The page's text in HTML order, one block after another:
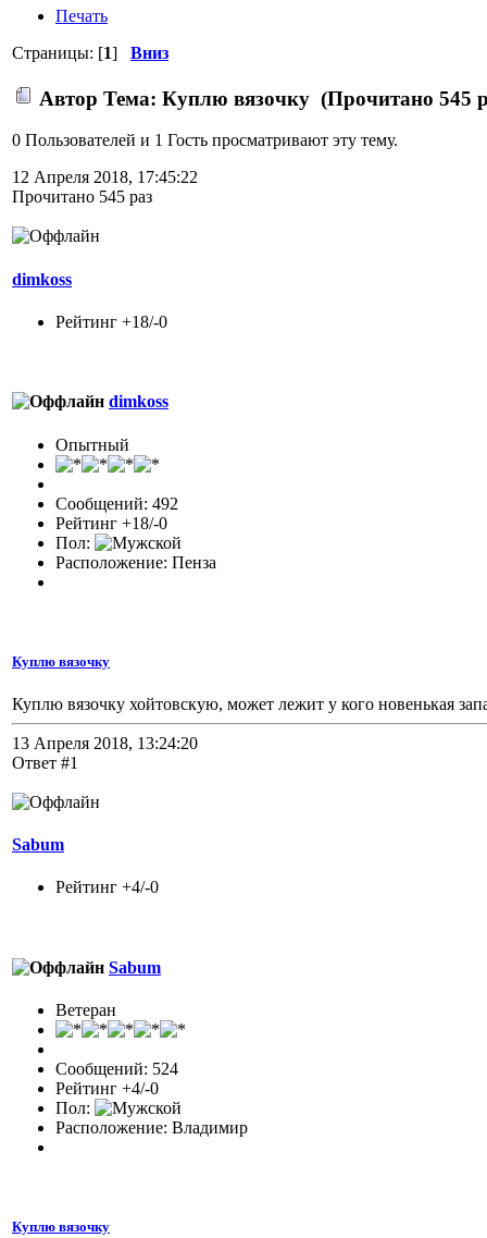
Печать
Страницы: [1] Вниз
Автор Тема: Куплю вязочку (Прочитано 545
0 Пользователей и 1 Гость просматривают эту тему.
12 Апреля 2018, 17:45:22
Прочитано 545 раз
dimkoss
Рейтинг +18/-0
dimkoss
Опытный
Сообщений: 492
Рейтинг +18/-0
Пол:
Расположение: Пенза
Куплю вязочку
Куплю вязочку хойтовскую, может лежит у кого новенькая
13 Апреля 2018, 13:24:20
Ответ #1
Sabum
Рейтинг +4/-0
Sabum
Ветеран
Сообщений: 524
Рейтинг +4/-0
Пол:
Расположение: Владимир
Куплю вязочку